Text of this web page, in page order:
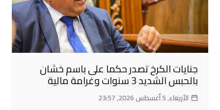
جنايات الكرخ تصدر حكما على باسم خشان
بالحبس الشديد 3 سنوات وغرامة مالية
الأربعاء, 5 أغسطس 2026, 23:57